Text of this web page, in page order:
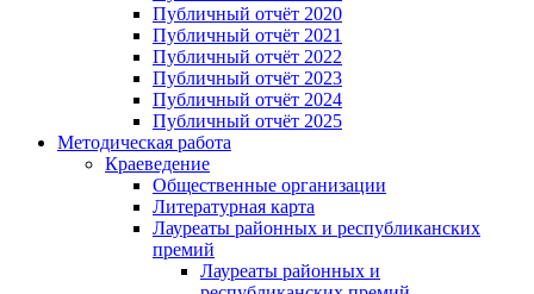
Публичный отчёт 2020
Публичный отчёт 2021
Публичный отчёт 2022
Публичный отчёт 2023
Публичный отчёт 2024
Публичный отчёт 2025
Методическая работа
Краеведение
Общественные организации
Литературная карта
Лауреаты районных и республиканских
премий
Лауреаты районных и